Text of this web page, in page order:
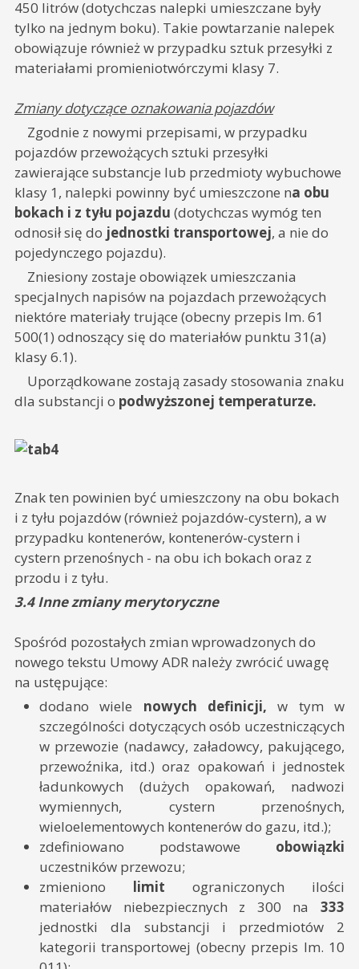
450 litrów (dotychczas nalepki umieszczane były
tylko na jednym boku). Takie powtarzanie nalepek
obowiązuje również w przypadku sztuk przesyłki z
materiałami promieniotwórczymi klasy 7.
Zmiany dotyczące oznakowania pojazdów
Zgodnie z nowymi przepisami, w przypadku
pojazdów przewożących sztuki przesyłki
zawierające substancje lub przedmioty wybuchowe
klasy 1, nalepki powinny być umieszczone na obu
bokach i z tyłu pojazdu (dotychczas wymóg ten
odnosił się do jednostki transportowej, a nie do
pojedynczego pojazdu).
Zniesiony zostaje obowiązek umieszczania
specjalnych napisów na pojazdach przewożących
niektóre materiały trujące (obecny przepis lm. 61
500(1) odnoszący się do materiałów punktu 31(a)
klasy 6.1).
Uporządkowane zostają zasady stosowania znaku
dla substancji o podwyższonej temperaturze.
Znak ten powinien być umieszczony na obu bokach
i z tyłu pojazdów (również pojazdów-cystern), a w
przypadku kontenerów, kontenerów-cystern i
cystern przenośnych - na obu ich bokach oraz z
przodu i z tyłu.
3.4 Inne zmiany merytoryczne
Spośród pozostałych zmian wprowadzonych do
nowego tekstu Umowy ADR należy zwrócić uwagę
na ustępujące:
dodano wiele nowych definicji, w tym w
szczególności dotyczących osób uczestniczących
w przewozie (nadawcy, załadowcy, pakującego,
przewoźnika, itd.) oraz opakowań i jednostek
ładunkowych (dużych opakowań, nadwozi
wymiennych, cystern przenośnych,
wieloelementowych kontenerów do gazu, itd.);
zdefiniowano podstawowe obowiązki
uczestników przewozu;
zmieniono limit ograniczonych ilości
materiałów niebezpiecznych z 300 na333
jednostki dla substancji i przedmiotów 2
kategorii transportowej (obecny przepis lm. 10